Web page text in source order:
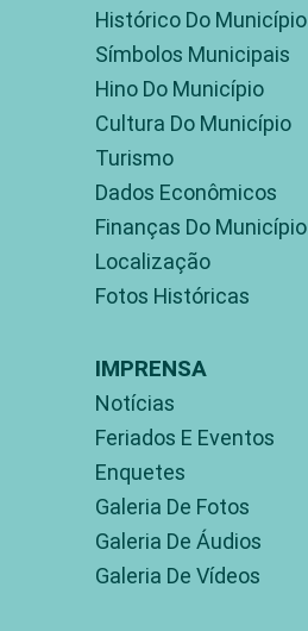
Histórico Do Município
Símbolos Municipais
Hino Do Município
Cultura Do Município
Turismo
Dados Econômicos
Finanças Do Município
Localização
Fotos Históricas
IMPRENSA
Notícias
Feriados E Eventos
Enquetes
Galeria De Fotos
Galeria De Áudios
Galeria De Vídeos